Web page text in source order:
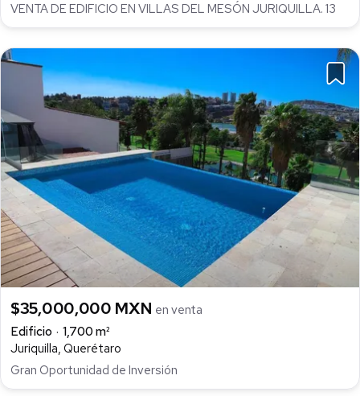
VENTA DE EDIFICIO EN VILLAS DEL MESÓN JURIQUILLA. 13
$35,000,000 MXN en venta
Edificio
1,700 m²
Juriquilla, Querétaro
Gran Oportunidad de Inversión